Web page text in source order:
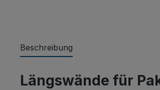
Beschreibung
Längswände für